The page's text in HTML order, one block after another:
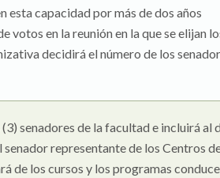
esta capacidad por más de dos años
votos en la reunión en la que se elijan
decidirá el número de los
senadores de la facultad e incluirá al
representante de los Centros
de los cursos y los programas